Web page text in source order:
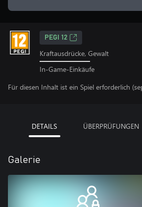
PEGI 12
Kraftausdrücke, Gewalt
In-Game-Einkäufe
Für diesen Inhalt ist ein Spiel erforderlich
DETAILS ÜBERPRÜFUNGEN
Galerie